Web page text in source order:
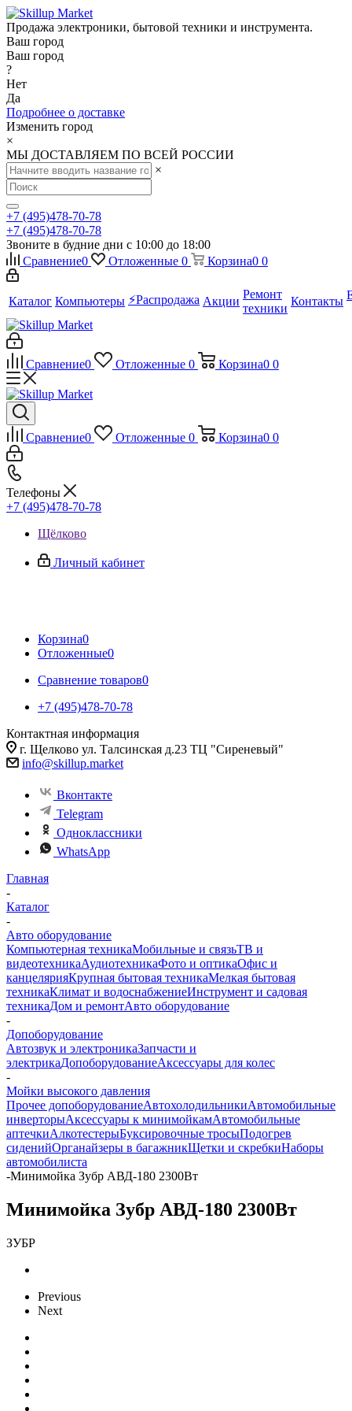
Продажа электроники, бытовой техники и инструмента.
Ваш город
Ваш город
?
Нет
Да
Подробнее о доставке
Изменить город
×
МЫ ДОСТАВЛЯЕМ ПО ВСЕЙ РОССИИ
×
+7 (495)478-70-78
+7 (495)478-70-78
Звоните в будние дни с 10:00 до 18:00
Сравнение0 Отложенные 0 Корзина0 0
Каталог Компьютеры ⚡️Распродажа Акции
Ремонт
техники
Контакты
Сравнение0 Отложенные 0 Корзина0 0
Сравнение0 Отложенные 0 Корзина0 0
Телефоны
+7 (495)478-70-78
Щёлково
Личный кабинет
Корзина0
Отложенные0
Сравнение товаров0
+7 (495)478-70-78
Контактная информация
г. Щелково ул. Талсинская д.23 ТЦ "Сиреневый"
info@skillup.market
Вконтакте
Telegram
Одноклассники
WhatsApp
Главная
-
Каталог
-
Авто оборудование
Компьютерная техникаМобильные и связьТВ и
видеотехникаАудиотехникаФото и оптикаОфис и
канцелярияКрупная бытовая техникаМелкая бытовая
техникаКлимат и водоснабжениеИнструмент и садовая
техникаДом и ремонтАвто оборудование
-
Допоборудование
Автозвук и электроникаЗапчасти и
электрикаДопоборудованиеАксессуары для колес
-
Мойки высокого давления
Прочее допоборудованиеАвтохолодильникиАвтомобильные
инверторыАксессуары к минимойкамАвтомобильные
аптечкиАлкотестерыБуксировочные тросыПодогрев
сиденийОрганайзеры в багажникЩетки и скребкиНаборы
автомобилиста
-Минимойка Зубр АВД-180 2300Вт
Минимойка Зубр АВД-180 2300Вт
ЗУБР
Previous
Next